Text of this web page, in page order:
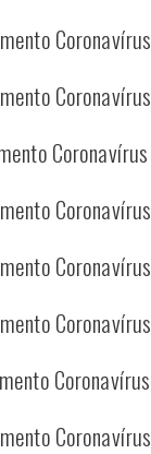
Coronavírus
Coronavírus
Coronavírus
Coronavírus
Coronavírus
Coronavírus
Coronavírus
Coronavírus